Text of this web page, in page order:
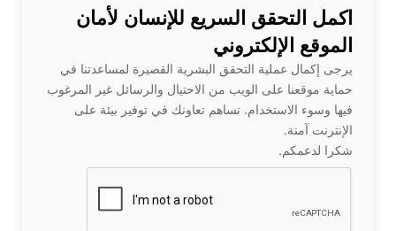
اكمل التحقق السريع للإنسان لأمان
الموقع الإلكتروني
يرجى إكمال عملية التحقق البشرية القصيرة لمساعدتنا في
حماية موقعنا على الويب من الاحتيال والرسائل غير المرغوب
فيها وسوء الاستخدام. تساهم تعاونك في توفير بيئة على
الإنترنت آمنة.
شكرا لدعمكم.